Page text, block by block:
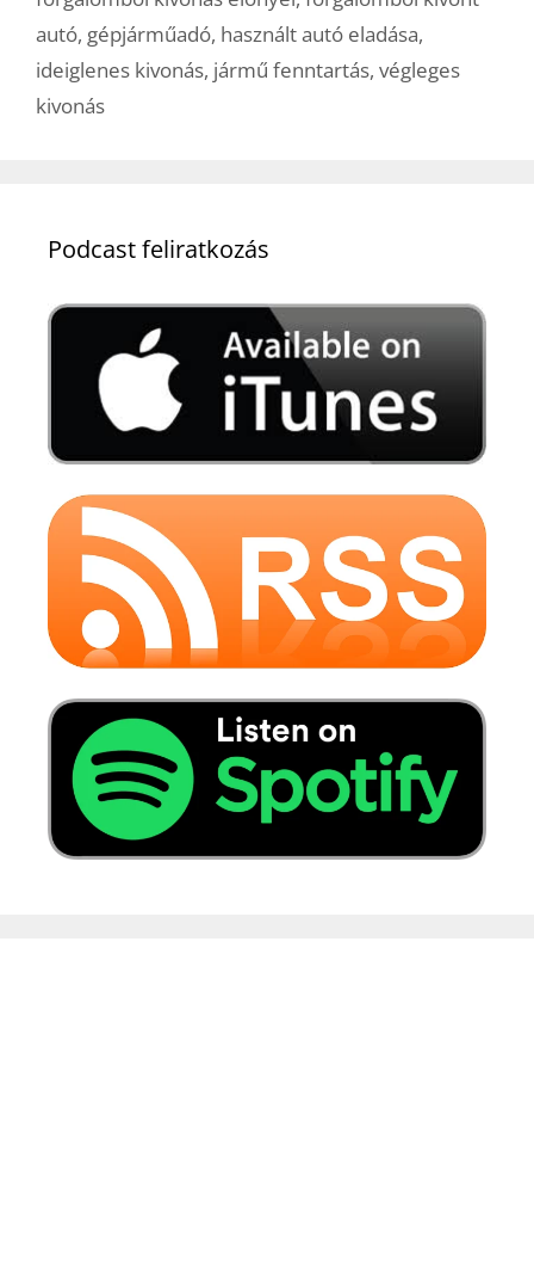
autó, gépjárműadó, használt autó eladása,
ideiglenes kivonás, jármű fenntartás, végleges
kivonás
Podcast feliratkozás